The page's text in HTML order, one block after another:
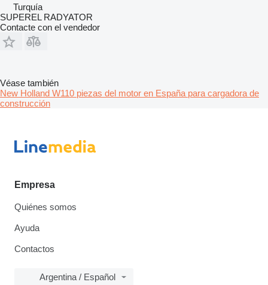
Turquía
SUPEREL RADYATOR
Contacte con el vendedor
Véase también
New Holland W110 piezas del motor en España para cargadora de
construcción
Empresa
Quiénes somos
Ayuda
Contactos
Argentina / Español